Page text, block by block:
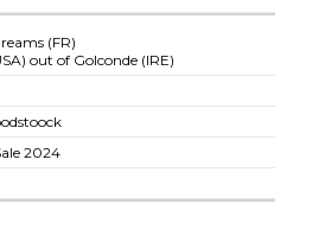
(FR)
out of Golconde (IRE)
2024